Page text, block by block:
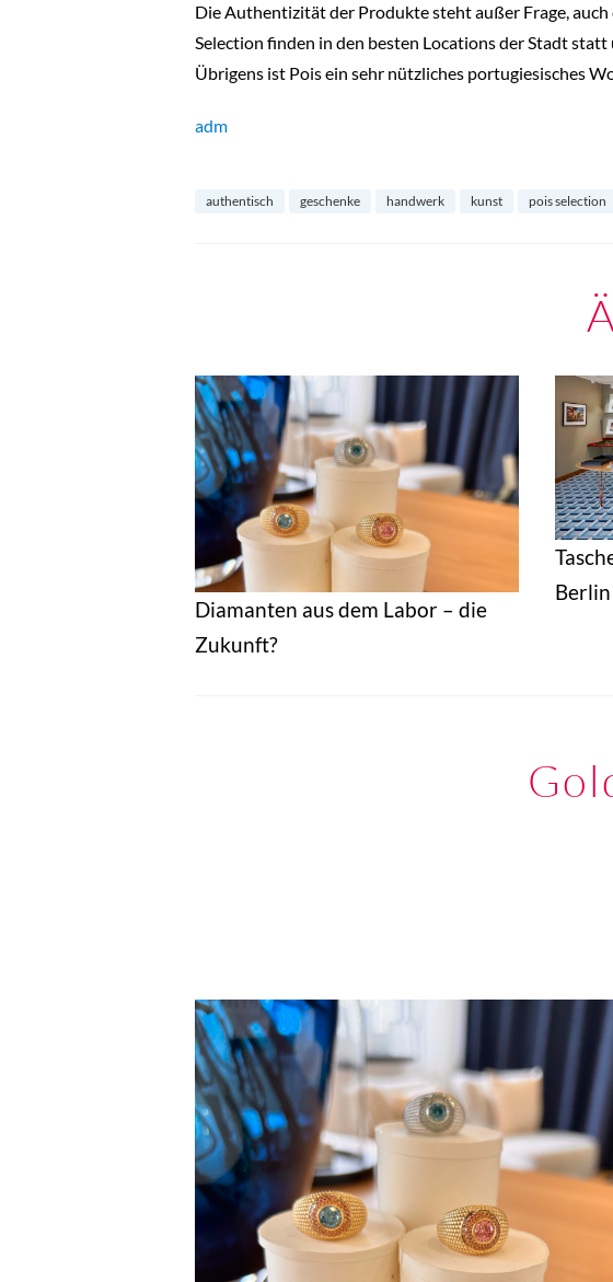
Die Authentizität der Produkte steht außer Frage,
Selection finden in den besten Locations der Stadt
Übrigens ist Pois ein sehr nützliches portugiesisches
adm
authentisch geschenke handwerk kunst pois selection
Diamanten aus dem Labor – die
Zukunft?